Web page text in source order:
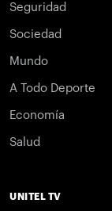
Seguridad
Sociedad
Mundo
A Todo Deporte
Economía
Salud
UNITEL TV